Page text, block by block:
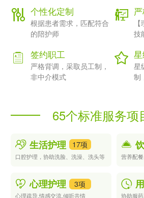
三、24小时护工多少钱一天
目前，市场上的24小时护工价格因地域、
在二三线城市则相对较低。此外，护工的
会影响价格。一般来说，经验丰富、服务
较高。
提供更高端的服务，比如专门的康复护理
四、如何选择合适的24小时护工
1.了解护工的资质和经验：在选择24小时
提供更好的护理服务。
2.考虑护工的服务质量：服务质量是选择
个性化定制
根据患者需求，匹配符合
的陪护师
技
签约职工
严格背调，采取员工制，
非中介模式
星
制
65个标准服务项
生活护理 17项
口腔护理，协助洗脸、洗澡、洗头等 营养配
心理护理 3项
心理疏导,情感交流,倾听共情 协助服